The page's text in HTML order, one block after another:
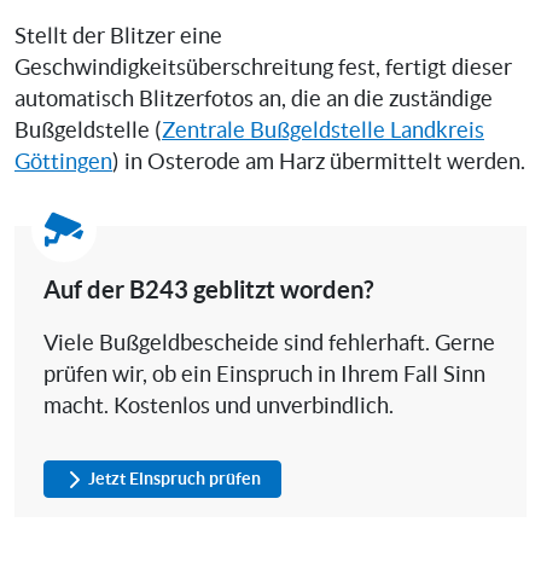
Stellt der Blitzer eine
Geschwindigkeitsüberschreitung fest, fertigt dieser
automatisch Blitzerfotos an, die an die zuständige
Bußgeldstelle (Zentrale Bußgeldstelle Landkreis
Göttingen) in Osterode am Harz übermittelt werden.
Auf der B243 geblitzt worden?
Viele Bußgeldbescheide sind fehlerhaft. Gerne
prüfen wir, ob ein Einspruch in Ihrem Fall Sinn
macht. Kostenlos und unverbindlich.
Jetzt Einspruch prüfen